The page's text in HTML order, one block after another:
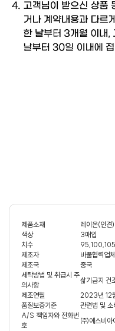
제품소재
레이온(인
색상
3매입
치수
제조자
바풀협력업체
제조국
중국
세탁방법 및 취급시 주
의사항
삶기금지 건
제조연월
2023년 12
품질보증기준
관련법 및
A/S 책임자와 전화번
호
㈜에스비